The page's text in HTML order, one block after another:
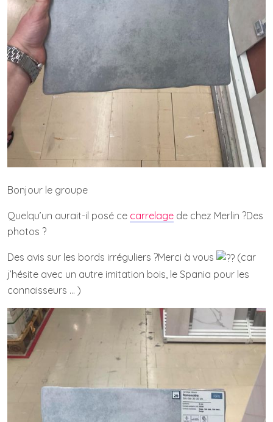
Bonjour le groupe
Quelqu’un aurait-il posé ce carrelage de chez Merlin ?Des
photos ?
Des avis sur les bords irréguliers ?Merci à vous
(car
j’hésite avec un autre imitation bois, le Spania pour les
connaisseurs … )